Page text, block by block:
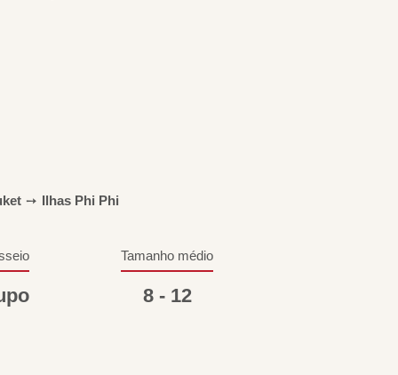
➙ Ilhas Phi Phi
Tamanho médio
8 - 12